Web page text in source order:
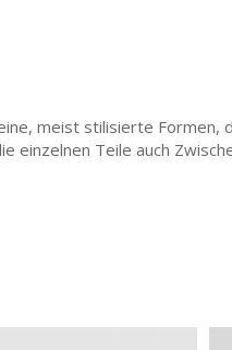
meist stilisierte Formen,
Teile auch